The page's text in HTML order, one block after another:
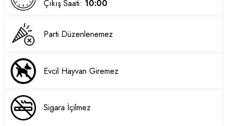
Çıkış Saati: 10:00
Parti Düzenlenemez
Evcil Hayvan Giremez
Sigara İçilmez